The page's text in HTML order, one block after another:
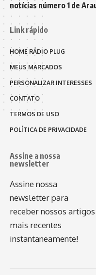
notícias número 1 de
Link rápido
HOME RÁDIO PLUG
MEUS MARCADOS
PERSONALIZAR INTERESSES
CONTATO
TERMOS DE USO
POLÍTICA DE PRIVACIDADE
Assine a nossa
newsletter
Assine nossa
newsletter para
receber nossos artigos
mais recentes
instantaneamente!